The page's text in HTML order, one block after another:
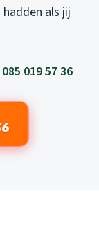
als jij
085 019 57 36